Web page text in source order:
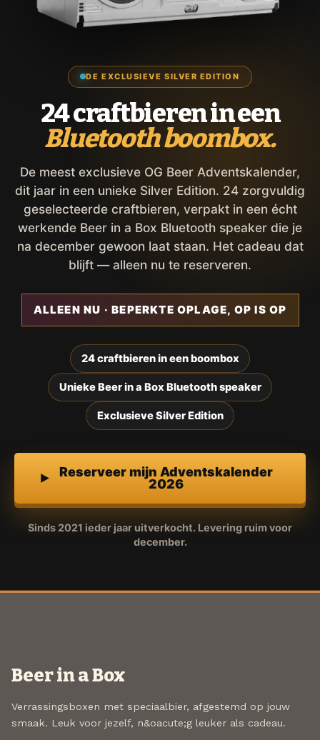
DE EXCLUSIEVE SILVER EDITION
24 craftbieren in een
Bluetooth boombox.
De meest exclusieve OG Beer Adventskalender,
dit jaar in een unieke Silver Edition. 24 zorgvuldig
geselecteerde craftbieren, verpakt in een écht
werkende Beer in a Box Bluetooth speaker die je
na december gewoon laat staan. Het cadeau dat
blijft — alleen nu te reserveren.
ALLEEN NU · BEPERKTE OPLAGE, OP IS OP
24 craftbieren in een boombox
Unieke Beer in a Box Bluetooth speaker
Exclusieve Silver Edition
Reserveer mijn Adventskalender
2026
Sinds 2021 ieder jaar uitverkocht. Levering ruim voor
december.
Beer in a Box
Verrassingsboxen met speciaalbier, afgestemd op jouw
smaak. Leuk voor jezelf, n&oacute;g leuker als cadeau.